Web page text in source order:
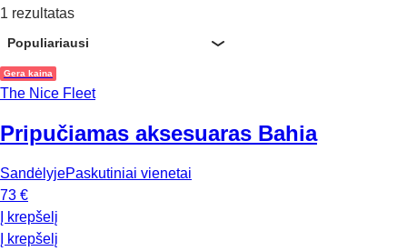
1 rezultatas
Populiariausi
Gera kaina
The Nice Fleet
Pripučiamas aksesuaras Bahia
SandėlyjePaskutiniai vienetai
73 €
Į krepšelį
Į krepšelį